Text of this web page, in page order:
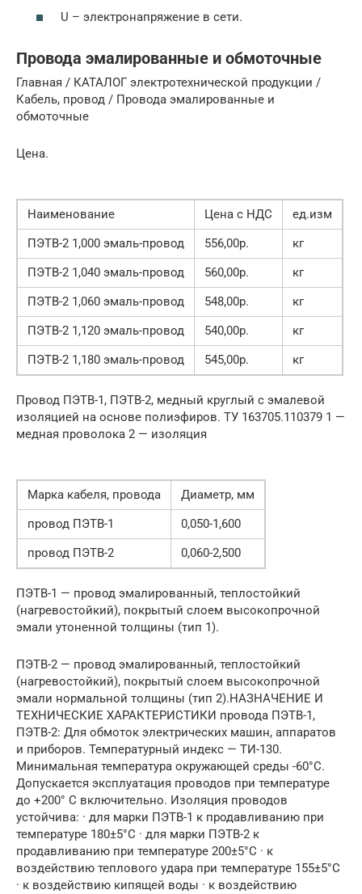
U – электронапряжение в сети.
Провода эмалированные и обмоточные
Главная / КАТАЛОГ электротехнической продукции /
Кабель, провод / Провода эмалированные и
обмоточные
Цена.
Наименование Цена с НДС
ед.изм
ПЭТВ-2 1,000 эмаль-провод
556,00р.
кг
ПЭТВ-2 1,040 эмаль-провод
560,00р.
кг
ПЭТВ-2 1,060 эмаль-провод
548,00р.
кг
ПЭТВ-2 1,120 эмаль-провод
540,00р.
кг
ПЭТВ-2 1,180 эмаль-провод
545,00р. кг
Провод ПЭТВ-1, ПЭТВ-2, медный круглый с эмалевой
изоляцией на основе полиэфиров. ТУ 163705.110379 1 —
медная проволока 2 — изоляция
Марка кабеля, провода
Диаметр, мм
провод ПЭТВ-1
0,050-1,600
провод ПЭТВ-2
0,060-2,500
ПЭТВ-1 — провод эмалированный, теплостойкий
(нагревостойкий), покрытый слоем высокопрочной
эмали утоненной толщины (тип 1).
ПЭТВ-2 — провод эмалированный, теплостойкий
(нагревостойкий), покрытый слоем высокопрочной
эмали нормальной толщины (тип 2).НАЗНАЧЕНИЕ И
ТЕХНИЧЕСКИЕ ХАРАКТЕРИСТИКИ провода ПЭТВ-1,
ПЭТВ-2: Для обмоток электрических машин, аппаратов
и приборов. Температурный индекс — ТИ-130.
Минимальная температура окружающей среды -60°С.
Допускается эксплуатация проводов при температуре
до +200° С включительно. Изоляция проводов
устойчива: · для марки ПЭТВ-1 к продавливанию при
температуре 180±5°С · для марки ПЭТВ-2 к
продавливанию при температуре 200±5°С · к
воздействию теплового удара при температуре 155±5°С
· к воздействию кипящей воды · к воздействию